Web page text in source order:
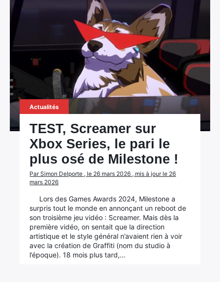
Actualités
TEST, Screamer sur
Xbox Series, le pari le
plus osé de Milestone !
Par Simon Delporte , le 26 mars 2026 , mis à jour le 26
mars 2026
Lors des Games Awards 2024, Milestone a
surpris tout le monde en annonçant un reboot de
son troisième jeu vidéo : Screamer. Mais dès la
première vidéo, on sentait que la direction
artistique et le style général n’avaient rien à voir
avec la création de Graffiti (nom du studio à
l’époque). 18 mois plus tard,…